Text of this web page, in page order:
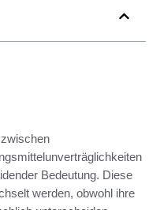
Bedeutung. Diese
werden, obwohl ihre